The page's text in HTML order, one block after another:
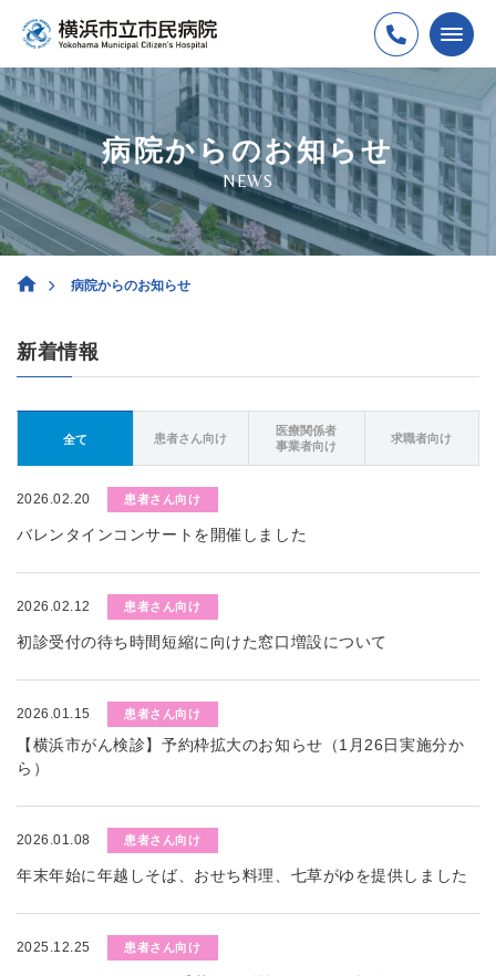
病院からのお知らせ
NEWS
病院からのお知らせ
新着情報
全て 患者さん向け
医療関係者
事業者向け
求職者向け
2026.02.20 患者さん向け
バレンタインコンサートを開催しました
2026.02.12 患者さん向け
初診受付の待ち時間短縮に向けた窓口増設について
2026.01.15 患者さん向け
【横浜市がん検診】予約枠拡大のお知らせ（1月26日実施分か
ら）
2026.01.08 患者さん向け
年末年始に年越しそば、おせち料理、七草がゆを提供しました
2025.12.25 患者さん向け